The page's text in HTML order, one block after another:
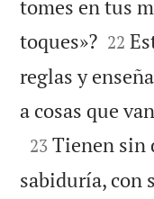
tomes en tus
toques»?
22
reglas y
a cosas que

23 Tienen sin
sabiduría, con